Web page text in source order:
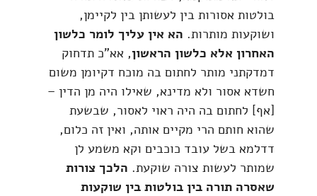
בולטות אסורות בין לעשותן בין לקיימן,
ושוקעות מותרות. הא אין עליך לומר כלשון
האחרון אלא כלשון הראשון, אא"כ תדחוק
דמדקתני מותר לחתום בה מוכח דקיומן משום
חשדא אסור ולא מדינא, שאילו היה מן הדין –
[אף] לחתום בה היה ראוי לאסור, שבשעת
שהוא חותם הרי מקיים אותה, ואין זה כלום,
דדלמא בשל עובד כוכבים וקא משמע לן
שמותר לעשות צורה שוקעת. הלכך צורות
שאסרה תורה בין בולטות בין שוקעות